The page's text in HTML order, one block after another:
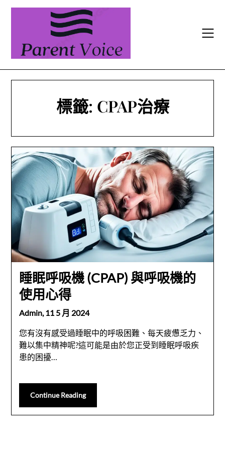
Skip
標籤: CPAP治療
睡眠呼吸機 (CPAP) 與呼吸機的
使用心得
Admin,11 5 月 2024
您有沒有感受過睡眠中的呼吸困難、每天疲憊乏力、
難以集中精神呢?這可能是由於您正受到睡眠呼吸疾
患的困擾…
Continue Reading